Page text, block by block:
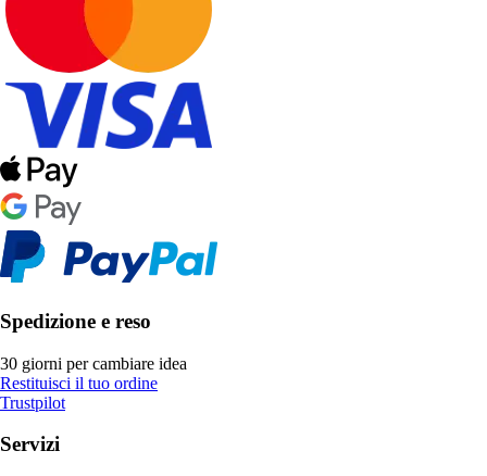
Spedizione e reso
30 giorni per cambiare idea
Restituisci il tuo ordine
Trustpilot
Servizi